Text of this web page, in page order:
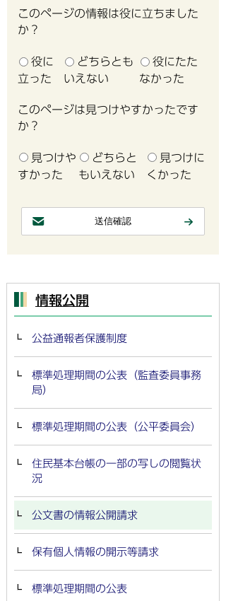
このページの情報は役に立ちました
か？
役に
立った
どちらとも
いえない
役にたた
なかった
このページは見つけやすかったです
か？
見つけや
すかった
どちらと
もいえない
見つけに
くかった
情報公開
公益通報者保護制度
標準処理期間の公表（監査委員事務
局）
標準処理期間の公表（公平委員会）
住民基本台帳の一部の写しの閲覧状
況
公文書の情報公開請求
保有個人情報の開示等請求
標準処理期間の公表